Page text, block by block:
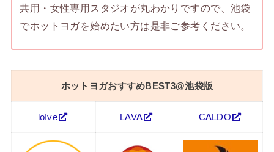
共用・女性専用スタジオが丸わかりですので、池袋
でホットヨガを始めたい方は是非ご参考ください。
ホットヨガおすすめBEST3@池袋版
loIve LAVA CALDO